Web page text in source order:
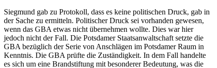
Siegmund gab zu Protokoll, dass es keine politischen Druck, gab in
der Sache zu ermitteln. Politischer Druck sei vorhanden gewesen,
wenn das GBA etwas nicht übernehmen wollte. Dies war hier
jedoch nicht der Fall. Die Potsdamer Staatsanwaltschaft setzte die
GBA bezüglich der Serie von Anschlägen im Potsdamer Raum in
Kenntnis. Die GBA prüfte die Zuständigkeit. In dem Fall handelte
es sich um eine Brandstiftung mit besonderer Bedeutung, was die